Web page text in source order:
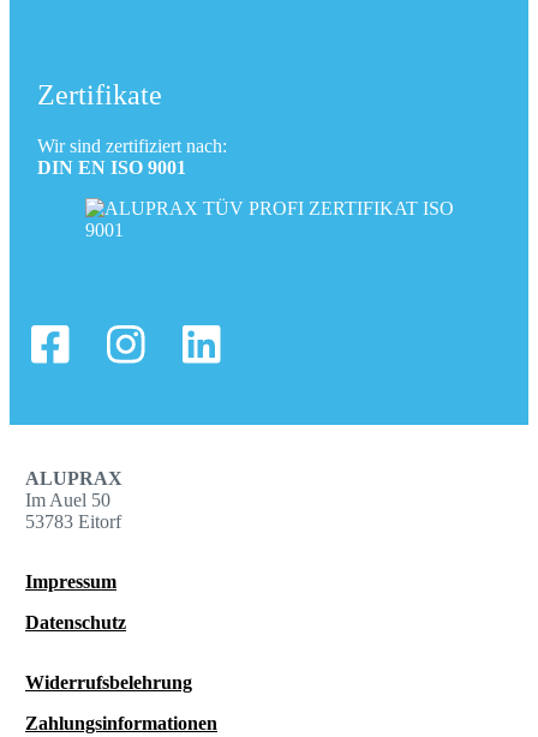
Zertifikate
Wir sind zertifiziert nach:
DIN EN ISO 9001
ALUPRAX
Im Auel 50
53783 Eitorf
Impressum
Datenschutz
Widerrufsbelehrung
Zahlungsinformationen